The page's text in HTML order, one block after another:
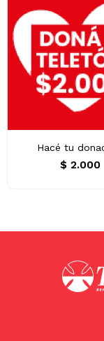
Hacé tu
$ 2.000